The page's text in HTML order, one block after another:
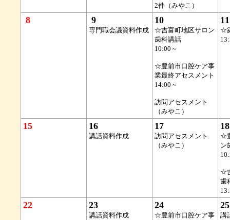
2件（みやこ）
8 9
専門職会議資料作成
10
☆吉富町地区サロン
歯科講話
10:00～
☆豊前市口腔ケア事
業最終アセスメント
14:00～
訪問アセスメント
（みやこ）
11
☆
15 16
講話資料作成
17
訪問アセスメント
（みやこ）
18
☆
ン
☆
歯
22 23
講話資料作成
24
☆豊前市口腔ケア事
25
講